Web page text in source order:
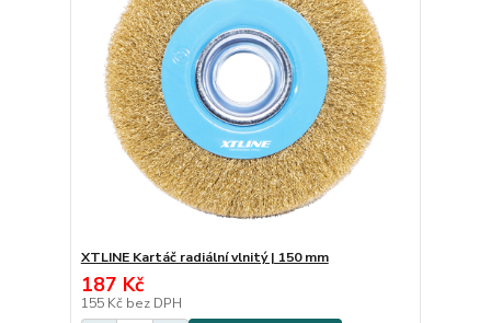
XTLINE Kartáč radiální vlnitý | 150 mm
187 Kč
155 Kč bez DPH